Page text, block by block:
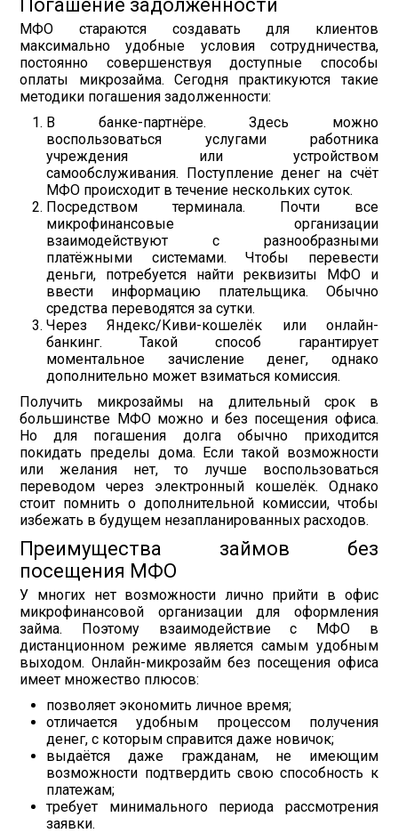
Погашение задолженности
МФО стараются создавать для клиентов
максимально удобные условия сотрудничества,
постоянно совершенствуя доступные способы
оплаты микрозайма. Сегодня практикуются такие
методики погашения задолженности:
В банке-партнёре. Здесь можно
воспользоваться услугами работника
учреждения или устройством
самообслуживания. Поступление денег на счёт
МФО происходит в течение нескольких суток.
Посредством терминала. Почти все
микрофинансовые организации
взаимодействуют с разнообразными
платёжными системами. Чтобы перевести
деньги, потребуется найти реквизиты МФО и
ввести информацию плательщика. Обычно
средства переводятся за сутки.
Через Яндекс/Киви-кошелёк или онлайн-
банкинг. Такой способ гарантирует
моментальное зачисление денег, однако
дополнительно может взиматься комиссия.
Получить микрозаймы на длительный срок в
большинстве МФО можно и без посещения офиса.
Но для погашения долга обычно приходится
покидать пределы дома. Если такой возможности
или желания нет, то лучше воспользоваться
переводом через электронный кошелёк. Однако
стоит помнить о дополнительной комиссии, чтобы
избежать в будущем незапланированных расходов.
Преимущества займов без
посещения МФО
У многих нет возможности лично прийти в офис
микрофинансовой организации для оформления
займа. Поэтому взаимодействие с МФО в
дистанционном режиме является самым удобным
выходом. Онлайн-микрозайм без посещения офиса
имеет множество плюсов:
позволяет экономить личное время;
отличается удобным процессом получения
денег, с которым справится даже новичок;
выдаётся даже гражданам, не имеющим
возможности подтвердить свою способность к
платежам;
требует минимального периода рассмотрения
заявки.